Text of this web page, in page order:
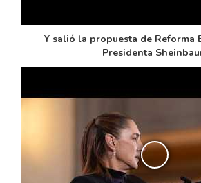
Y salió la propuesta de Reforma
Presidenta